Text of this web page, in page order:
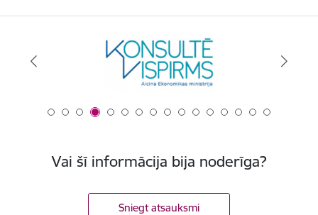
Vai šī informācija bija noderīga?
Sniegt atsauksmi